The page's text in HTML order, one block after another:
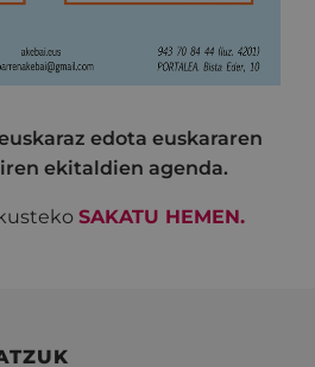
edota euskararen
ekitaldien agenda.
SAKATU HEMEN.